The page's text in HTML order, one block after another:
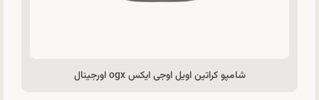
شامپو کراتین اویل اوجی ایکس ogx اورجینال